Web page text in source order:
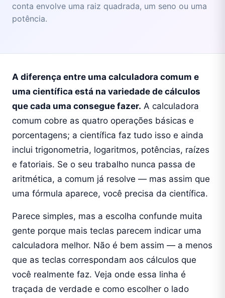
conta envolve uma raiz quadrada, um seno ou uma
potência.
A diferença entre uma calculadora comum e
uma científica está na variedade de cálculos
que cada uma consegue fazer. A calculadora
comum cobre as quatro operações básicas e
porcentagens; a científica faz tudo isso e ainda
inclui trigonometria, logaritmos, potências, raízes
e fatoriais. Se o seu trabalho nunca passa de
aritmética, a comum já resolve — mas assim que
uma fórmula aparece, você precisa da científica.
Parece simples, mas a escolha confunde muita
gente porque mais teclas parecem indicar uma
calculadora melhor. Não é bem assim — a menos
que as teclas correspondam aos cálculos que
você realmente faz. Veja onde essa linha é
traçada de verdade e como escolher o lado